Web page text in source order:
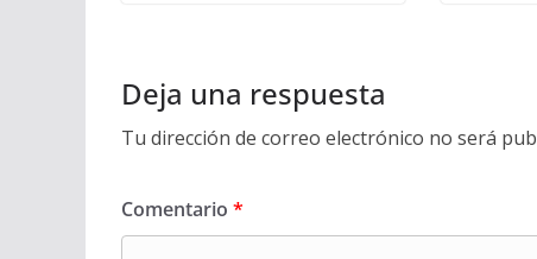
Deja una respuesta
Tu dirección de correo electrónico no será
Comentario *